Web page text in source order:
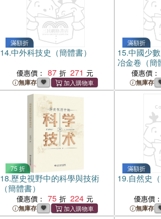
滿額折
14.中外科技史（簡體書）
優惠價： 87 271
無庫存
滿額折
15.中國少
冶金卷（簡
優惠價：
無庫存
75 折
18.歷史視野中的科學與技術
（簡體書）
優惠價： 75 224
無庫存
滿額折
19.自然史
優惠價：
無庫存